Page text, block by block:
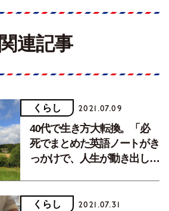
関連記事
くらし 2021.07.09
40代で生き方大転換。「必
死でまとめた英語ノートがき
っかけで、人生が動き出しま
くらし 2021.07.31